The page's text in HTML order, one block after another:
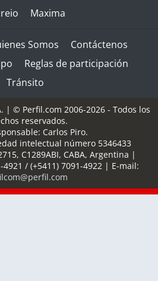
Maxima
Somos
Contáctenos
Reglas de participación
Tránsito
| © Perfil.com 2006-2026 - Todos los
reservados.
Carlos Piro.
intelectual número 5346433
, C1289ABI, CABA, Argentina |
4921 / (+5411) 7091-4922| E-mail: